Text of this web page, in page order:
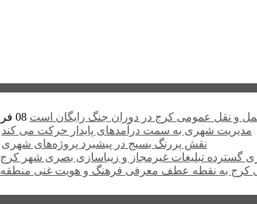
و نقل عمومی کرج در دوران جنگ رایگان است 08 فروردین 1405 - 28 مارس 2026
مدیریت شهری به سمت درآمدهای پایدار حرکت می کند
نقش پررنگ بسیج در پیشبرد پروژه‌های شهری
گسترده تبلیغات غیرمجاز و زیباسازی بصری شهر کرج
کرج به نقطه عطف معرفی فرهنگ و هویت غنی منطقه